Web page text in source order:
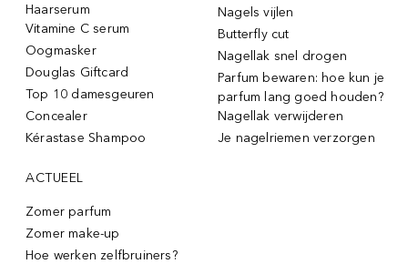
Haarserum
Vitamine C serum
Oogmasker
Douglas Giftcard
Top 10 damesgeuren
Concealer
Kérastase Shampoo
Nagels vijlen
Butterfly cut
Nagellak snel drogen
Parfum bewaren: hoe kun je
parfum lang goed houden?
Nagellak verwijderen
Je nagelriemen verzorgen
ACTUEEL
Zomer parfum
Zomer make-up
Hoe werken zelfbruiners?